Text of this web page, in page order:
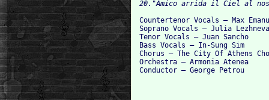
Countertenor Vocals – Max
Soprano Vocals – Julia
Tenor Vocals – Juan Sancho
Bass Vocals – In-Sung Sim
Chorus – The City Of Athens
Orchestra – Armonia Atenea